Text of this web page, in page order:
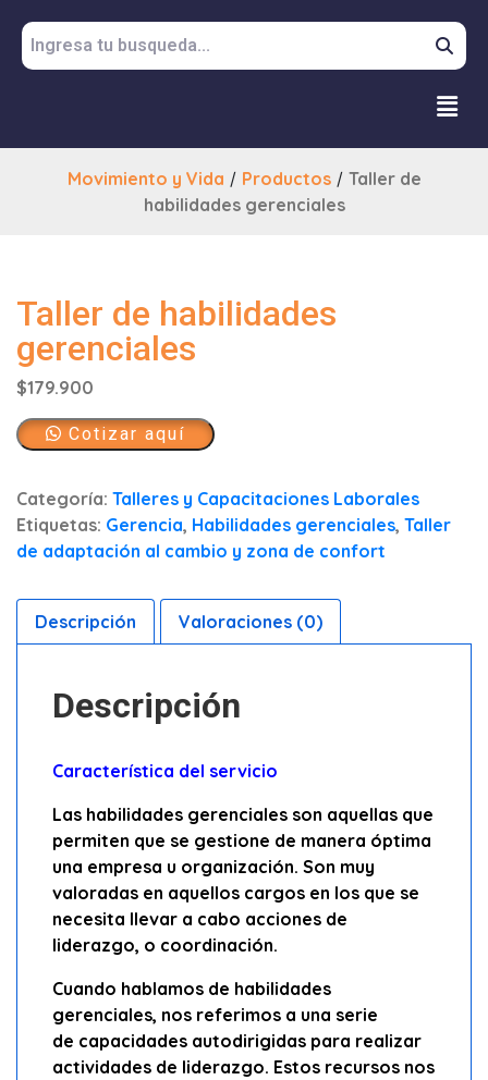
Movimiento y Vida / Productos/ Taller de
habilidades gerenciales
Taller de habilidades
gerenciales
$179.900
Cotizar aquí
Categoría: Talleres y Capacitaciones Laborales
Etiquetas: Gerencia, Habilidades gerenciales, Taller
de adaptación al cambio y zona de confort
Descripción Valoraciones (0)
Descripción
Característica del servicio
Las habilidades gerenciales son aquellas que
permiten que se gestione de manera óptima
una empresa u organización. Son muy
valoradas en aquellos cargos en los que se
necesita llevar a cabo acciones de
liderazgo, o coordinación.
Cuando hablamos de habilidades
gerenciales, nos referimos a una serie
de capacidades autodirigidas para realizar
actividades de liderazgo. Estos recursos nos